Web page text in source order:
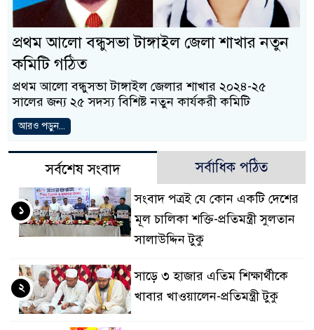
প্রথম আলো বন্ধুসভা টাঙ্গাইল জেলা শাখার নতুন
কমিটি গঠিত
প্রথম আলো বন্ধুসভা টাঙ্গাইল জেলার শাখার ২০২৪-২৫
সালের জন্য ২৫ সদস্য বিশিষ্ট নতুন কার্যকরী কমিটি
আরও পড়ুন...
সর্বশেষ সংবাদ সর্বাধিক পঠিত
সংবাদ পত্রই যে কোন একটি দেশের
মূল চালিকা শক্তি-প্রতিমন্ত্রী সুলতান
সালাউদ্দিন টুকু
১
সাড়ে ৩ হাজার এতিম শিক্ষার্থীকে
খাবার খাওয়ালেন-প্রতিমন্ত্রী টুকু
২